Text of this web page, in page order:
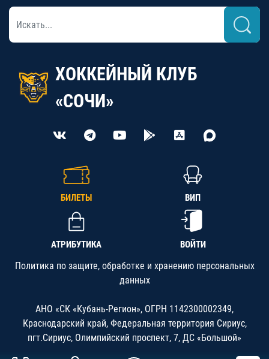
ХОККЕЙНЫЙ КЛУБ
«СОЧИ»
БИЛЕТЫ ВИП
АТРИБУТИКА ВОЙТИ
Политика по защите, обработке и хранению персональных
данных
АНО «СК «Кубань-Регион», ОГРН 1142300002349,
Краснодарский край, Федеральная территория Сириус,
пгт.Сириус, Олимпийский проспект, 7, ДС «Большой»